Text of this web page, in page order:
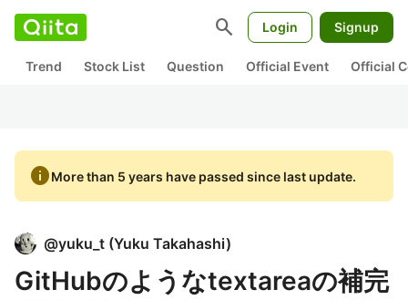
search Login Signup
Trend Stock List Question Official Event Official
infoMore than 5 years have passed since last update.
@yuku_t (Yuku Takahashi)
GitHubのようなtextareaの補完